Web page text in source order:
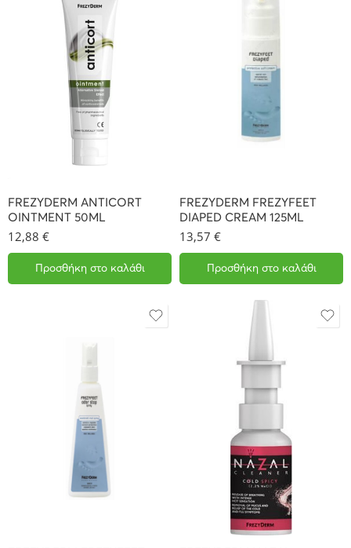
FREZYDERM ANTICORT
OINTMENT 50ML
12,88 €
Προσθήκη στο καλάθι
FREZYDERM FREZYFEET
DIAPED CREAM 125ML
13,57 €
Προσθήκη στο καλάθι